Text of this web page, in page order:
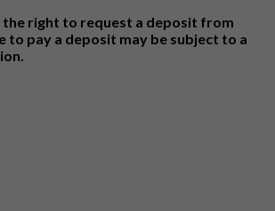
the right to request a deposit from
to pay a deposit may be subject to a